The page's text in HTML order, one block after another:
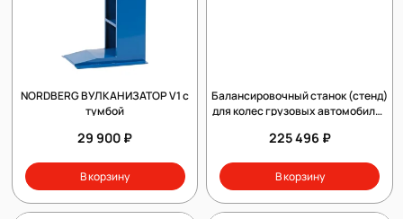
NORDBERG ВУЛКАНИЗАТОР V1 с
тумбой
29 900 ₽
В корзину
Балансировочный станок (стенд)
для колес грузовых автомобилей
225 496 ₽
В корзину